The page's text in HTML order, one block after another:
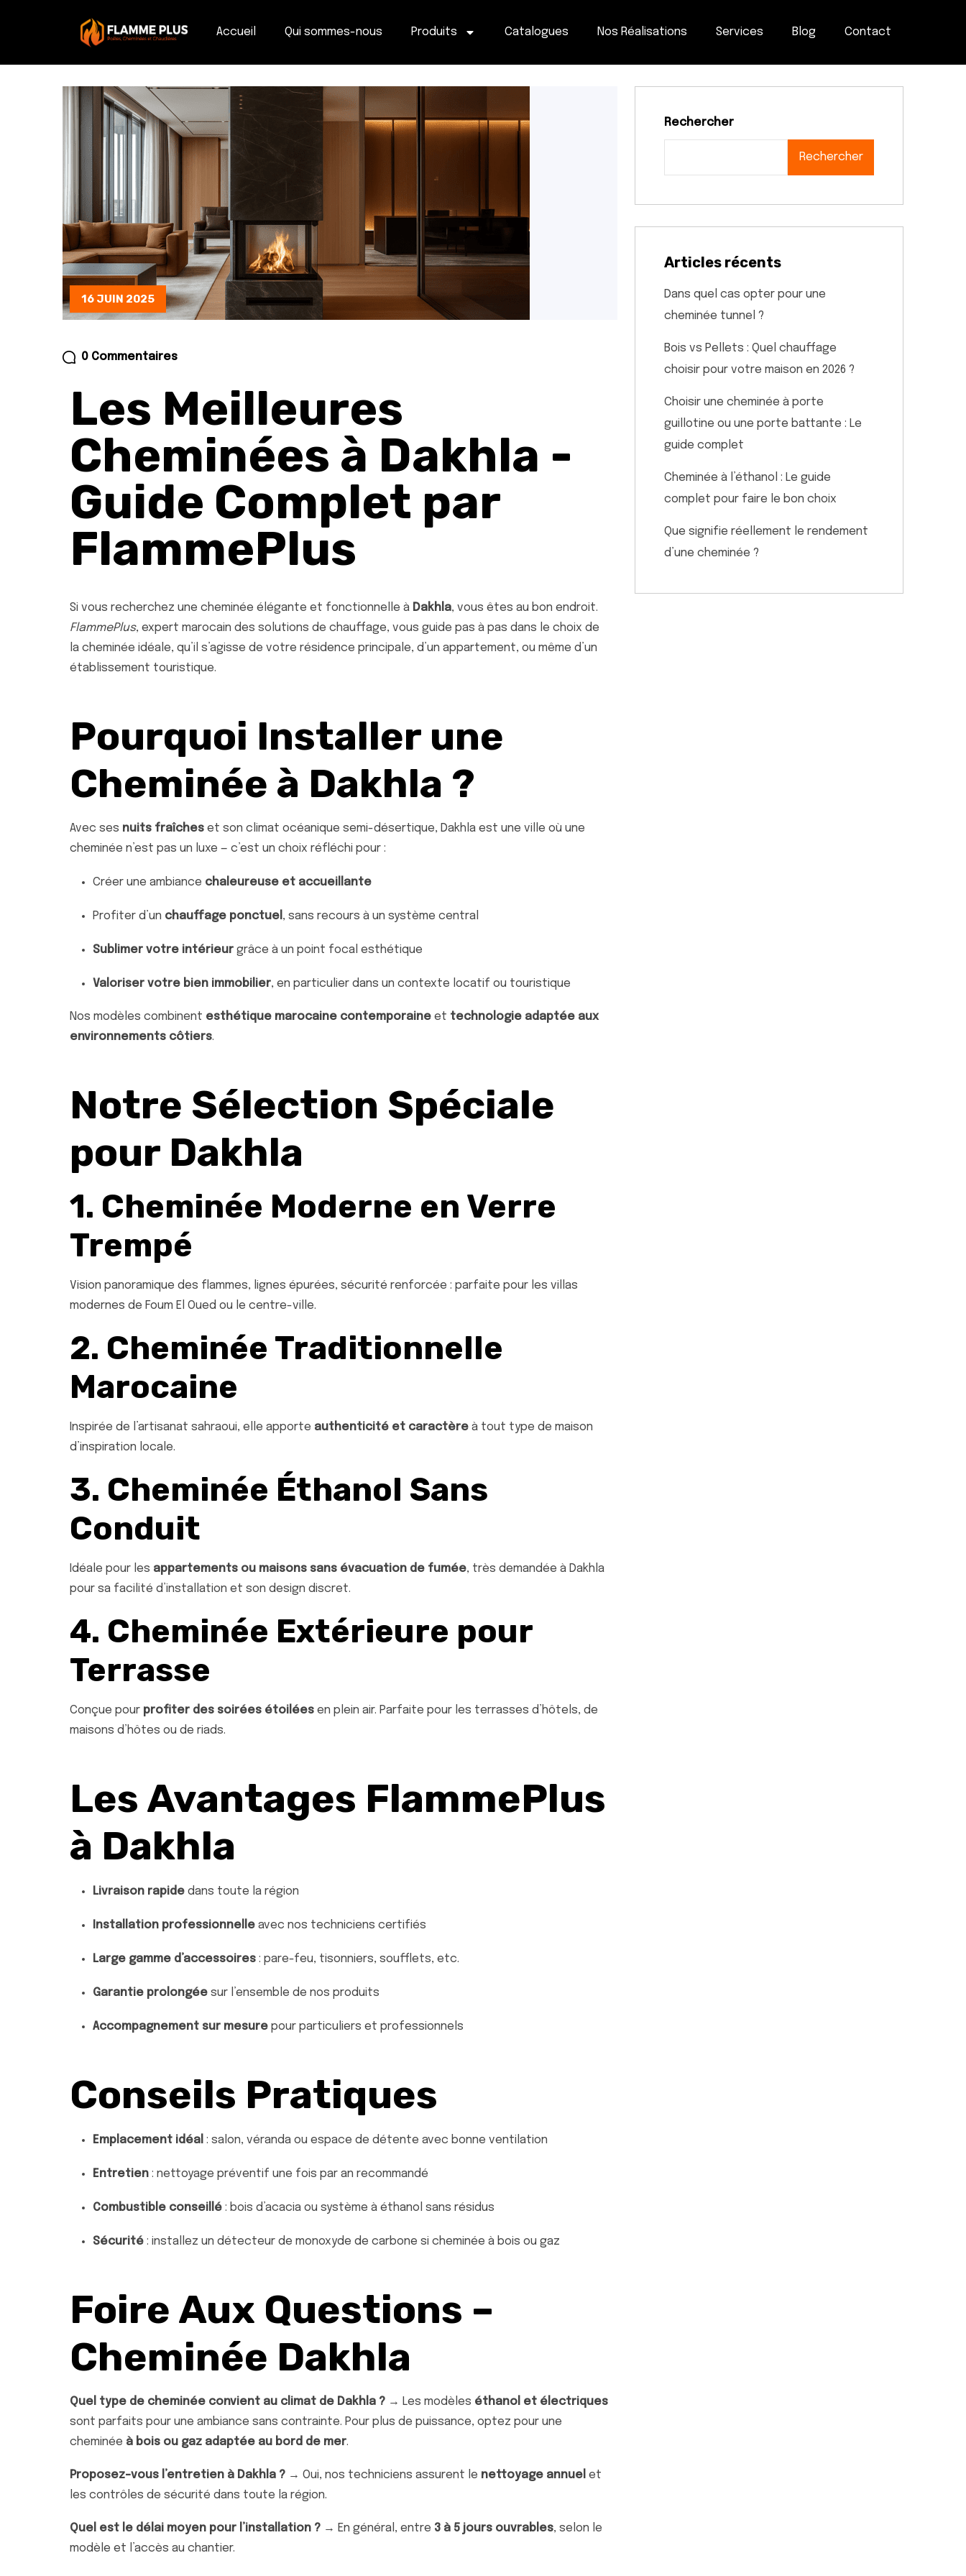
Accueil Qui sommes-nous Produits Catalogues Nos Réalisations Services Blog Contact
16 JUIN 2025
0 Commentaires
Les Meilleures
Cheminées à Dakhla -
Guide Complet par
FlammePlus
Si vous recherchez une cheminée élégante et fonctionnelle à Dakhla, vous êtes au bon endroit.
FlammePlus, expert marocain des solutions de chauffage, vous guide pas à pas dans le choix de
la cheminée idéale, qu’il s’agisse de votre résidence principale, d’un appartement, ou même d’un
établissement touristique.
Pourquoi Installer une
Cheminée à Dakhla ?
Avec ses nuits fraîches et son climat océanique semi-désertique, Dakhla est une ville où une
cheminée n’est pas un luxe — c’est un choix réfléchi pour :
Créer une ambiance chaleureuse et accueillante
Profiter d’un chauffage ponctuel , sans recours à un système central
Sublimer votre intérieur grâce à un point focal esthétique
Valoriser votre bien immobilier, en particulier dans un contexte locatif ou touristique
Nos modèles combinent esthétique marocaine contemporaine et technologie adaptée aux
environnements côtiers.
Notre Sélection Spéciale
pour Dakhla
1. Cheminée Moderne en Verre
Trempé
Vision panoramique des flammes, lignes épurées, sécurité renforcée : parfaite pour les villas
modernes de Foum El Oued ou le centre-ville.
2. Cheminée Traditionnelle
Marocaine
Inspirée de l’artisanat sahraoui, elle apporte authenticité et caractère à tout type de maison
d’inspiration locale.
3. Cheminée Éthanol Sans
Conduit
Idéale pour les appartements ou maisons sans évacuation de fumée, très demandée à Dakhla
pour sa facilité d’installation et son design discret.
4. Cheminée Extérieure pour
Terrasse
Conçue pour profiter des soirées étoilées en plein air. Parfaite pour les terrasses d’hôtels, de
maisons d’hôtes ou de riads.
Les Avantages FlammePlus
à Dakhla
Livraison rapide dans toute la région
Installation professionnelle avec nos techniciens certifiés
Large gamme d’accessoires : pare-feu, tisonniers, soufflets, etc.
Garantie prolongée sur l’ensemble de nos produits
Accompagnement sur mesure pour particuliers et professionnels
Conseils Pratiques
Emplacement idéal : salon, véranda ou espace de détente avec bonne ventilation
Entretien : nettoyage préventif une fois par an recommandé
Combustible conseillé : bois d’acacia ou système à éthanol sans résidus
Sécurité : installez un détecteur de monoxyde de carbone si cheminée à bois ou gaz
Foire Aux Questions –
Cheminée Dakhla
Quel type de cheminée convient au climat de Dakhla ? → Les modèles éthanol et électriques
sont parfaits pour une ambiance sans contrainte. Pour plus de puissance, optez pour une
cheminée à bois ou gaz adaptée au bord de mer.
Proposez-vous l’entretien à Dakhla ? → Oui, nos techniciens assurent le nettoyage annuel et
les contrôles de sécurité dans toute la région.
Quel est le délai moyen pour l’installation ? → En général, entre 3 à 5 jours ouvrables, selon le
modèle et l’accès au chantier.
Rechercher
Rechercher
Articles récents
Dans quel cas opter pour une
cheminée tunnel ?
Bois vs Pellets : Quel chauffage
choisir pour votre maison en 2026 ?
Choisir une cheminée à porte
guillotine ou une porte battante : Le
guide complet
Cheminée à l’éthanol : Le guide
complet pour faire le bon choix
Que signifie réellement le rendement
d’une cheminée ?